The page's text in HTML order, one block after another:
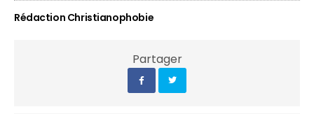
Rédaction Christianophobie
Partager